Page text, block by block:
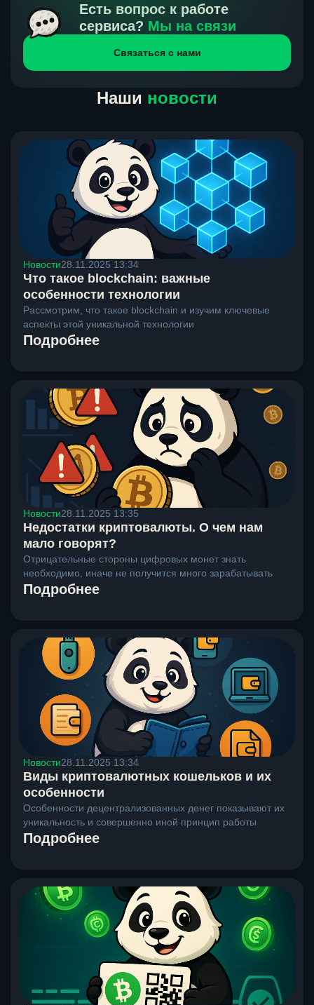
получения нами средств от тебя, а на другой части
направлений курс, указанный на сайте, является
окончательным. Если сомневаешься, напиши в онлайн-
чат на сайте, мы поможем разобраться.
Есть вопрос к работе
сервиса? Мы на связи
Связаться с нами
Наши новости
Новости28.11.2025 13:34
Что такое blockchain: важные
особенности технологии
Рассмотрим, что такое blockchain и изучим ключевые
аспекты этой уникальной технологии
Подробнее
Новости28.11.2025 13:35
Недостатки криптовалюты. О чем нам
мало говорят?
Отрицательные стороны цифровых монет знать
необходимо, иначе не получится много зарабатывать
Подробнее
Новости28.11.2025 13:34
Виды криптовалютных кошельков и их
особенности
Особенности децентрализованных денег показывают их
уникальность и совершенно иной принцип работы
Подробнее